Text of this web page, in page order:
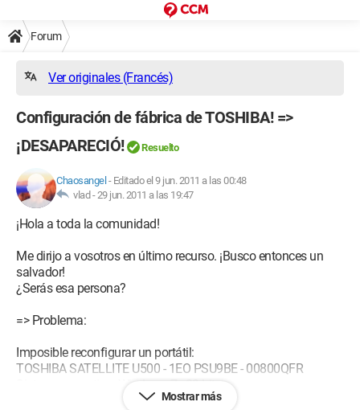
Forum
Ver originales (Francés)
Configuración de fábrica de TOSHIBA! =>
¡DESAPARECIÓ!
Resuelto
Chaosangel - Editado el 9 jun. 2011 a las 00:48
vlad -29 jun. 2011 a las 19:47
¡Hola a toda la comunidad!
Me dirijo a vosotros en último recurso. ¡Busco entonces un
salvador!
¿Serás esa persona?
=> Problema:
Imposible reconfigurar un portátil:
TOSHIBA SATELLITE U500 - 1EO PSU9BE - 00800QFR
Sistema operativo: Windows 7 - 32 bits.
Mostrar más